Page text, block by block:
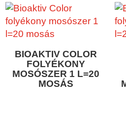
BIOAKTIV COLOR
FOLYÉKONY
MOSÓSZER 1 L=20
MOSÁS